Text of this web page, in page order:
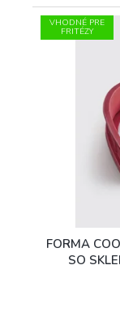
VHODNÉ PRE
FRITÉZY
FORMA
SO